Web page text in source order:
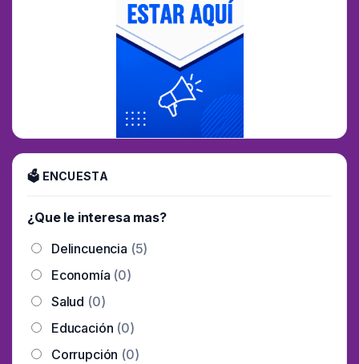
🗳 ENCUESTA
¿Que le interesa mas?
Delincuencia (5)
Economía (0)
Salud (0)
Educación (0)
Corrupción (0)